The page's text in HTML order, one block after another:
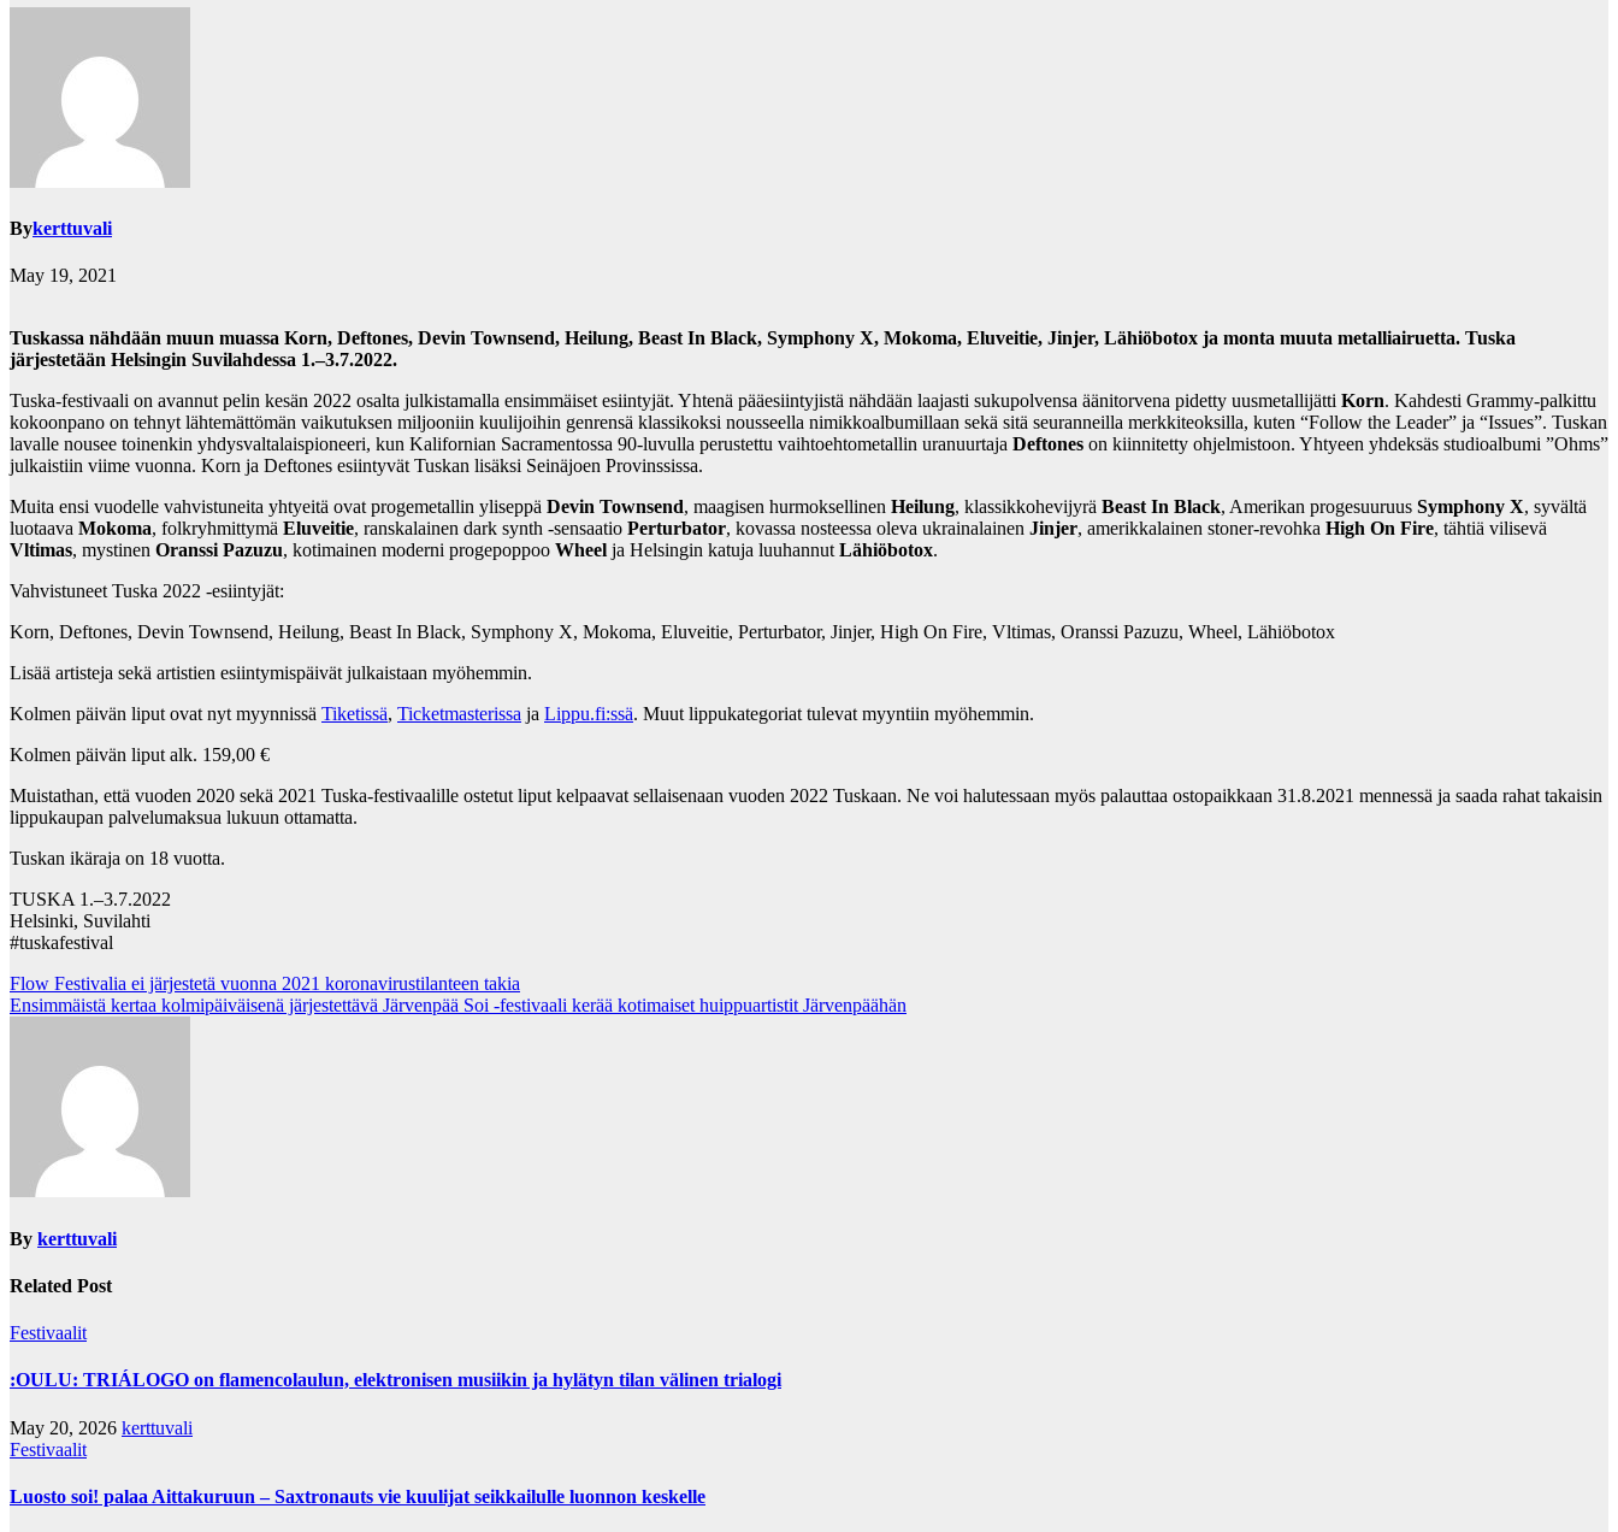
Bykerttuvali
May 19, 2021
Tuskassa nähdään muun muassa Korn, Deftones, Devin Townsend, Heilung, Beast In Black, Symphony X, Mokoma, Eluveitie, Jinjer, Lähiöbotox ja monta muuta metalliairuetta. Tuska
järjestetään Helsingin Suvilahdessa 1.–3.7.2022.
Tuska-festivaali on avannut pelin kesän 2022 osalta julkistamalla ensimmäiset esiintyjät. Yhtenä pääesiintyjistä nähdään laajasti sukupolvensa äänitorvena pidetty uusmetallijätti Korn. Kahdesti Grammy-palkittu
kokoonpano on tehnyt lähtemättömän vaikutuksen miljooniin kuulijoihin genrensä klassikoksi nousseella nimikkoalbumillaan sekä sitä seuranneilla merkkiteoksilla, kuten “Follow the Leader” ja “Issues”. Tuskan
lavalle nousee toinenkin yhdysvaltalaispioneeri, kun Kalifornian Sacramentossa 90-luvulla perustettu vaihtoehtometallin uranuurtaja Deftones on kiinnitetty ohjelmistoon. Yhtyeen yhdeksäs studioalbumi ”Ohms”
julkaistiin viime vuonna. Korn ja Deftones esiintyvät Tuskan lisäksi Seinäjoen Provinssissa.
Muita ensi vuodelle vahvistuneita yhtyeitä ovat progemetallin yliseppä Devin Townsend, maagisen hurmoksellinen Heilung, klassikkohevijyrä Beast In Black, Amerikan progesuuruus Symphony X, syvältä
luotaava Mokoma, folkryhmittymä Eluveitie, ranskalainen dark synth -sensaatio Perturbator, kovassa nosteessa oleva ukrainalainen Jinjer, amerikkalainen stoner-revohka High On Fire, tähtiä vilisevä
Vltimas, mystinen Oranssi Pazuzu, kotimainen moderni progepoppoo Wheel ja Helsingin katuja luuhannutLähiöbotox.
Vahvistuneet Tuska 2022 -esiintyjät:
Korn, Deftones, Devin Townsend, Heilung, Beast In Black, Symphony X, Mokoma, Eluveitie, Perturbator, Jinjer, High On Fire, Vltimas, Oranssi Pazuzu, Wheel, Lähiöbotox
Lisää artisteja sekä artistien esiintymispäivät julkaistaan myöhemmin.
Kolmen päivän liput ovat nyt myynnissä Tiketissä, Ticketmasterissa ja Lippu.fi:ssä. Muut lippukategoriat tulevat myyntiin myöhemmin.
Kolmen päivän liput alk. 159,00 €
Muistathan, että vuoden 2020 sekä 2021 Tuska-festivaalille ostetut liput kelpaavat sellaisenaan vuoden 2022 Tuskaan. Ne voi halutessaan myös palauttaa ostopaikkaan 31.8.2021 mennessä ja saada rahat takaisin
lippukaupan palvelumaksua lukuun ottamatta.
Tuskan ikäraja on 18 vuotta.
TUSKA 1.–3.7.2022
Helsinki, Suvilahti
#tuskafestival
Post
navigation
Flow Festivalia ei järjestetä vuonna 2021 koronavirustilanteen takia
Ensimmäistä kertaa kolmipäiväisenä järjestettävä Järvenpää Soi -festivaali kerää kotimaiset huippuartistit Järvenpäähän
By kerttuvali
Related Post
Festivaalit
:OULU: TRIÁLOGO on flamencolaulun, elektronisen musiikin ja hylätyn tilan välinen trialogi
May 20, 2026 kerttuvali
Festivaalit
Luosto soi! palaa Aittakuruun – Saxtronauts vie kuulijat seikkailulle luonnon keskelle